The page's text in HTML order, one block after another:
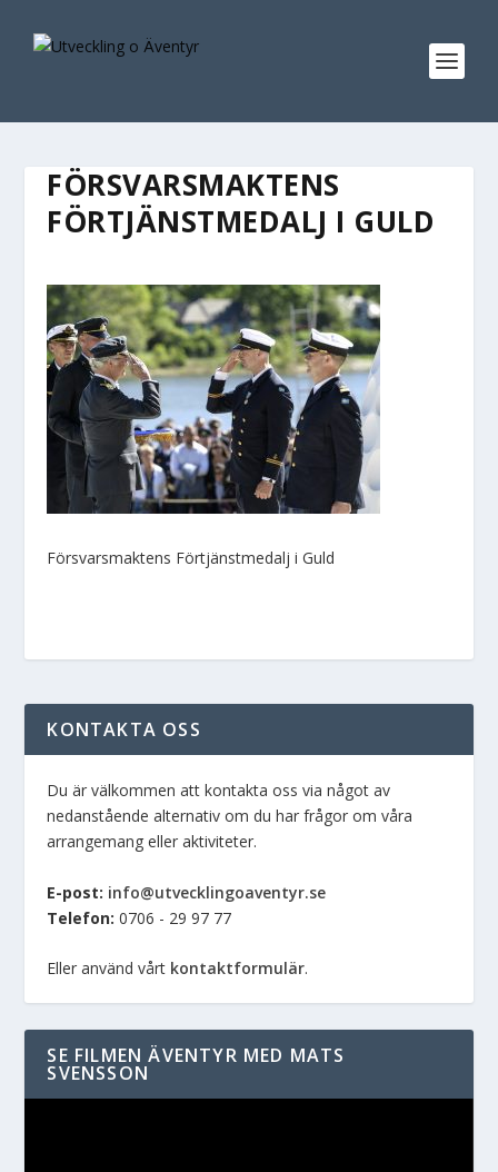
FÖRSVARSMAKTENS
FÖRTJÄNSTMEDALJ I GULD
Försvarsmaktens Förtjänstmedalj i Guld
KONTAKTA OSS
Du är välkommen att kontakta oss via något av
nedanstående alternativ om du har frågor om våra
arrangemang eller aktiviteter.
E-post: info@utvecklingoaventyr.se
Telefon: 0706 - 29 97 77
Eller använd vårt kontaktformulär.
SE FILMEN ÄVENTYR MED MATS
SVENSSON